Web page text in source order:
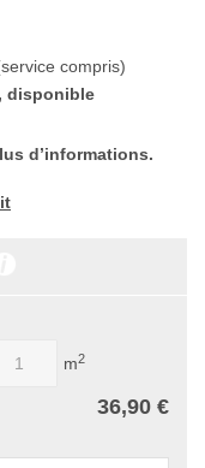
compris)
disponible
d’informations.
m2
36,90 €